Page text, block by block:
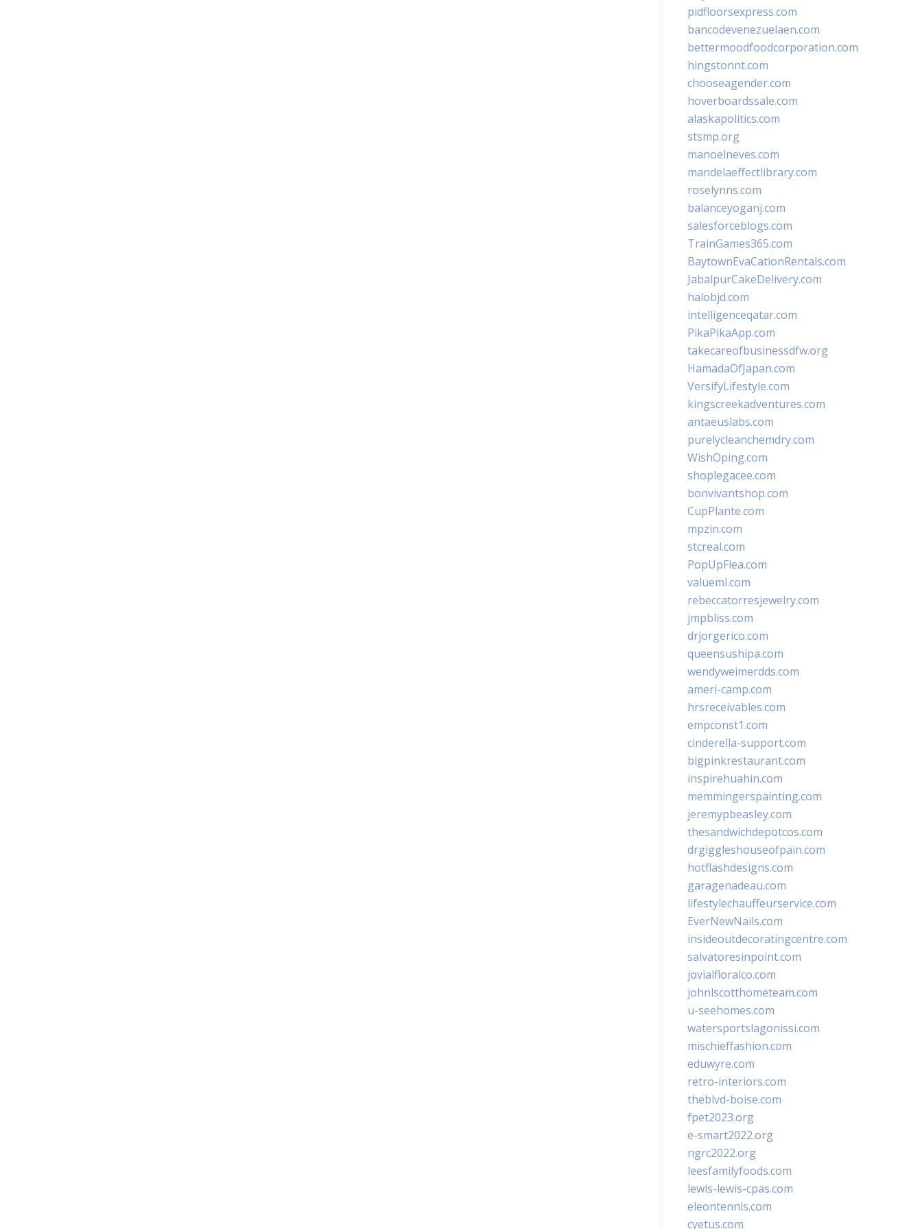
pidfloorsexpress.com
bancodevenezuelaen.com
bettermoodfoodcorporation.com
hingstonnt.com
chooseagender.com
hoverboardssale.com
alaskapolitics.com
stsmp.org
manoelneves.com
mandelaeffectlibrary.com
roselynns.com
balanceyoganj.com
salesforceblogs.com
TrainGames365.com
BaytownEvaCationRentals.com
JabalpurCakeDelivery.com
halobjd.com
intelligenceqatar.com
PikaPikaApp.com
takecareofbusinessdfw.org
HamadaOfJapan.com
VersifyLifestyle.com
kingscreekadventures.com
antaeuslabs.com
purelycleanchemdry.com
WishOping.com
shoplegacee.com
bonvivantshop.com
CupPlante.com
mpzin.com
stcreal.com
PopUpFlea.com
valueml.com
rebeccatorresjewelry.com
jmpbliss.com
drjorgerico.com
queensushipa.com
wendyweimerdds.com
ameri-camp.com
hrsreceivables.com
empconst1.com
cinderella-support.com
bigpinkrestaurant.com
inspirehuahin.com
memmingerspainting.com
jeremypbeasley.com
thesandwichdepotcos.com
drgiggleshouseofpain.com
hotflashdesigns.com
garagenadeau.com
lifestylechauffeurservice.com
EverNewNails.com
insideoutdecoratingcentre.com
salvatoresinpoint.com
jovialfloralco.com
johnlscotthometeam.com
u-seehomes.com
watersportslagonissi.com
mischieffashion.com
eduwyre.com
retro-interiors.com
theblvd-boise.com
fpet2023.org
e-smart2022.org
ngrc2022.org
leesfamilyfoods.com
lewis-lewis-cpas.com
eleontennis.com
cyetus.com